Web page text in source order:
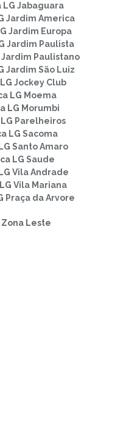
LG Jabaguara
Jardim America
Jardim Europa
Jardim Paulista
Jardim Paulistano
Jardim São Luiz
Jockey Club
LG Moema
LG Morumbi
Parelheiros
LG Sacoma
Santo Amaro
LG Saude
Vila Andrade
Vila Mariana
Praça da Arvore
Leste